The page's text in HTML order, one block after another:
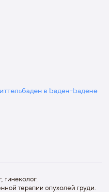
в Баден-Бадене
терапии опухолей груди.